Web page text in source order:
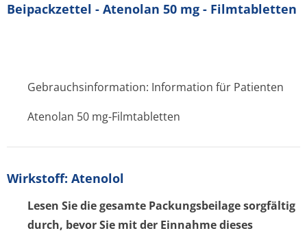
Beipackzettel - Atenolan 50 mg - Filmtabletten
Gebrauchsinformation: Information für Patienten
Atenolan 50 mg-Filmtabletten
Wirkstoff: Atenolol
Lesen Sie die gesamte Packungsbeilage sorgfältig
durch, bevor Sie mit der Einnahme dieses